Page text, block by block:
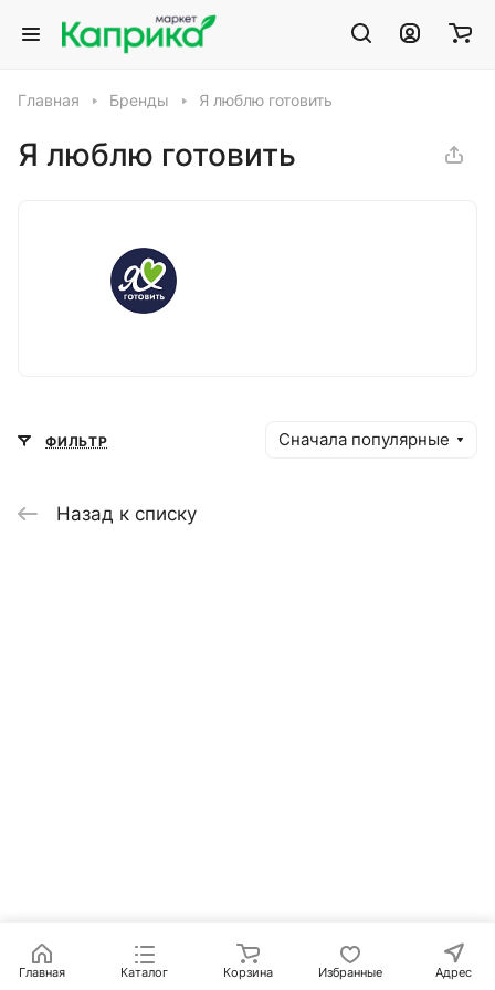
Главная Бренды Я люблю готовить
Я люблю готовить
ФИЛЬТР Сначала популярные
Назад к списку
Главная Каталог Корзина Избранные Адрес